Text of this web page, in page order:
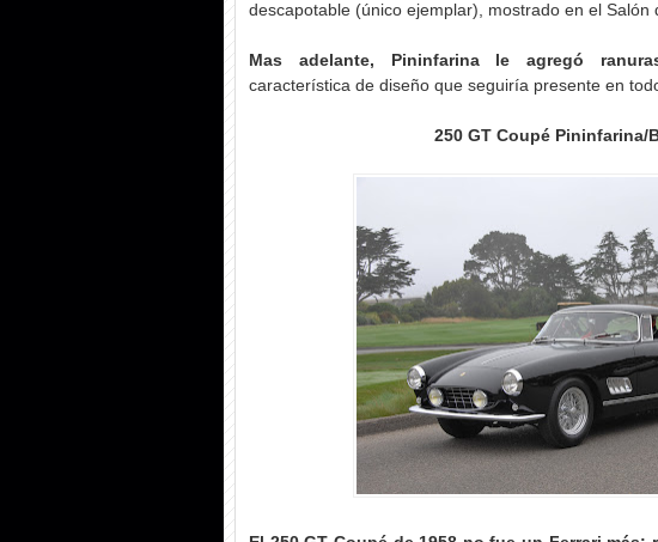
descapotable (único ejemplar), mostrado en el
Mas adelante, Pininfarina le agregó
característica de diseño que seguiría presente en
250 GT Coupé Pininfarina/